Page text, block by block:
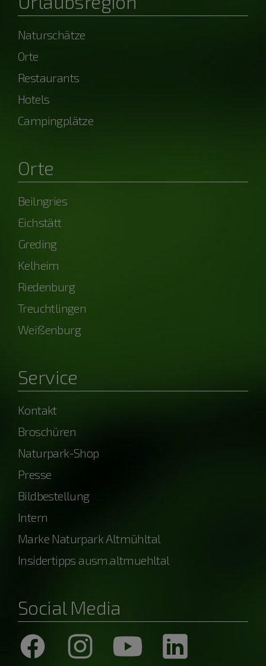
Naturschätze
Orte
Restaurants
Hotels
Campingplätze
Orte
Beilngries
Eichstätt
Greding
Kelheim
Riedenburg
Treuchtlingen
Weißenburg
Service
Kontakt
Broschüren
Naturpark-Shop
Presse
Bildbestellung
Intern
Marke Naturpark Altmühltal
Insidertipps ausm.altmuehltal
Social Media